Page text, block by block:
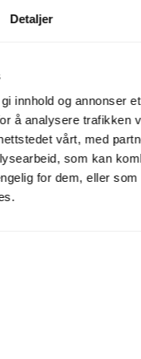
Detaljer
innhold og annonser
å analysere trafikken
vårt, med
som kan
for dem, eller